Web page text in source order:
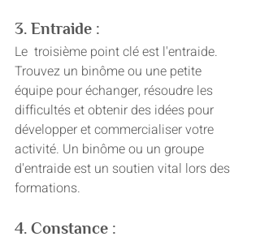
3. Entraide :
Le  troisième point clé est l'entraide.
Trouvez un binôme ou une petite
équipe pour échanger, résoudre les
difficultés et obtenir des idées pour
développer et commercialiser votre
activité. Un binôme ou un groupe
d'entraide est un soutien vital lors des
formations.
4. Constance :